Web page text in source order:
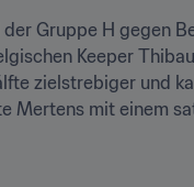
Gruppe H gegen
Keeper
zielstrebiger und
Mertens mit einem